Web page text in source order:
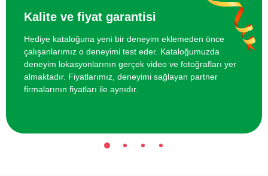
7000 TL
İki Kişi için San Sebastian Cheesecake
Yapım Dersi
4000 TL
İki Kişi için Meze Yapım Dersi 4000 TL
Kalite ve fiyat garantisi
Hediye kataloğuna yeni bir deneyim eklemeden önce
çalışanlarımız o deneyimi test eder. Kataloğumuzda
deneyim lokasyonlarının gerçek video ve fotoğrafları yer
almaktadır. Fiyatlarımız, deneyimi sağlayan partner
firmalarının fiyatları ile aynıdır.